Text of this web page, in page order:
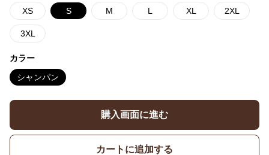
XS S M L XL 2XL
3XL
カラー
シャンパン
購入画面に進む
カートに追加する